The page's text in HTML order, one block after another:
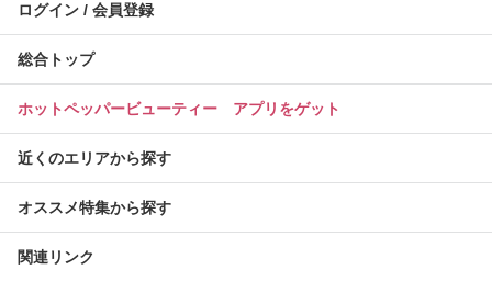
ログイン / 会員登録
総合トップ
ホットペッパービューティー アプリをゲット
近くのエリアから探す
オススメ特集から探す
関連リンク